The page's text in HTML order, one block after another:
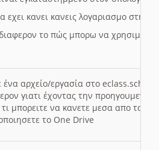
εχει κανει κανεις λογαριασμο στη
το πώς μπορω να
αρχείο/εργασία στο eclass.sch.gr
γιατι έχοντας την
μπορειτε να κανετε μεσα απο το
το One Drive